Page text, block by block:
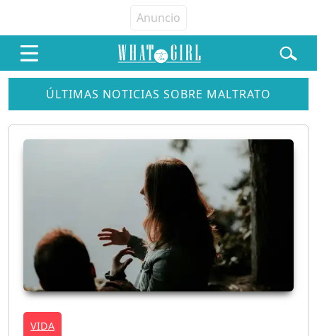
ÚLTIMAS NOTICIAS SOBRE MALTRATO
VIDA